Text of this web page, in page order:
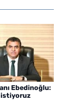
Ebedinoğlu:
istiyoruz